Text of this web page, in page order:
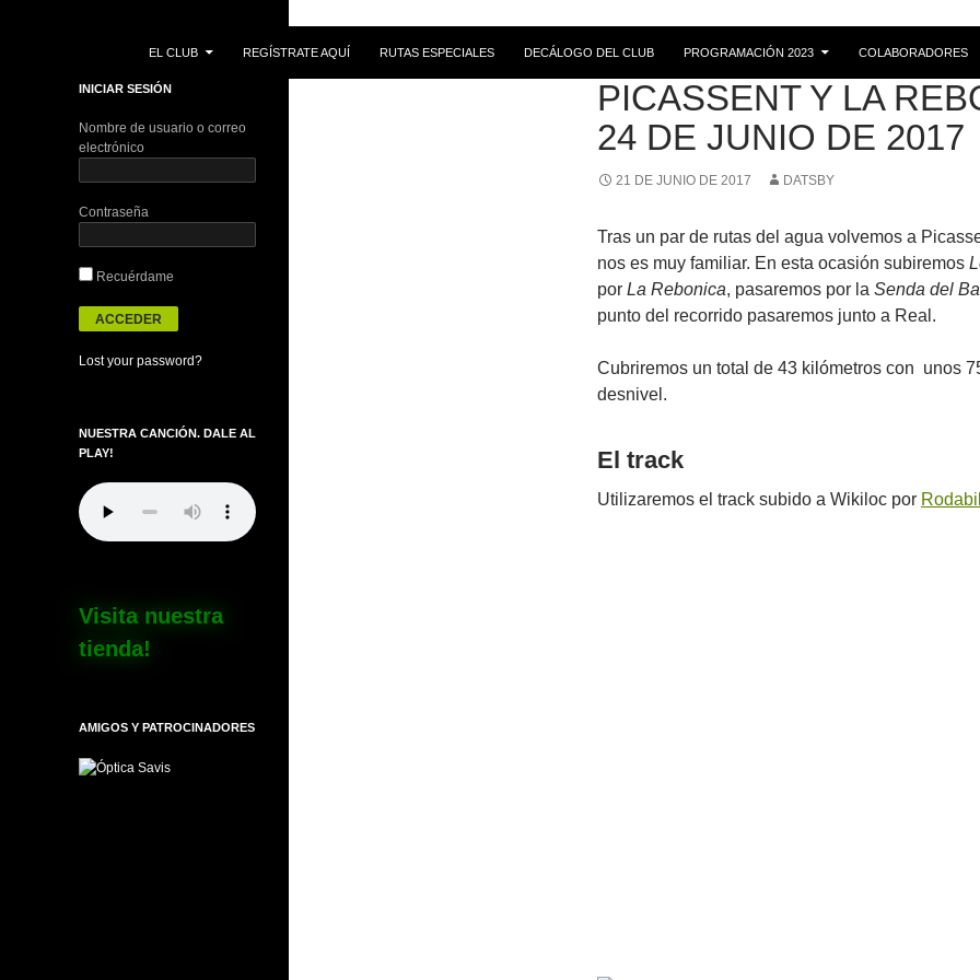
EL CLUB
REGÍSTRATE AQUÍ RUTAS ESPECIALES DECÁLOGO DEL CLUB PROGRAMACIÓN 2023 COLABORADORES
RUTAS
PICASSENT Y LA
24 DE JUNIO DE 2017
21 DE JUNIO DE 2017 DATSBY
Tras un par de rutas del agua volvemos a
nos es muy familiar. En esta ocasión subiremos
por La Rebonica, pasaremos por la Senda del
punto del recorrido pasaremos junto a Real.
Cubriremos un total de 43 kilómetros con unos
desnivel.
El track
Utilizaremos el track subido a Wikiloc por
INICIAR SESIÓN
Nombre de usuario o correo
electrónico
Contraseña
Recuérdame
Lost your password?
NUESTRA CANCIÓN. DALE AL
PLAY!
Visita nuestra
tienda!
AMIGOS Y PATROCINADORES